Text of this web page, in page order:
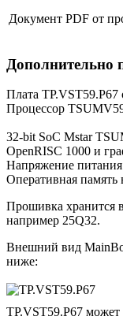
Документ PDF от
Дополнительно
Плата TP.VST59.P67
Процессор
32-bit SoC Mstar
OpenRISC 1000 и
Напряжение питания
Оперативная память
Прошивка хранится
например 25Q32.
Внешний вид
ниже:
TP.VST59.P67 может